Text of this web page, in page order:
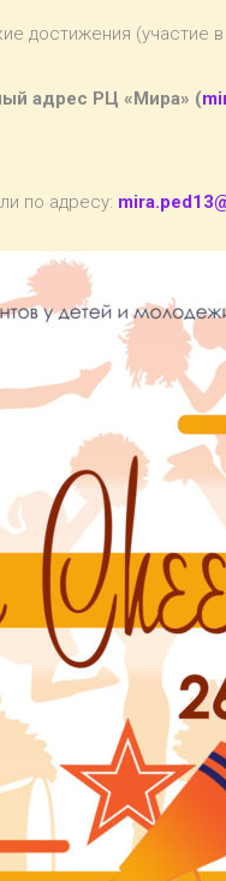
(участие в
адрес РЦ «Мира» (
по адресу: